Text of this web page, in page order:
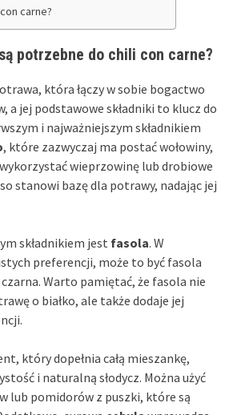
carne?
potrzebne do chili con carne?
która łączy w sobie bogactwo
a jej podstawowe składniki to klucz do
i najważniejszym składnikiem
, które zazwyczaj ma postać wołowiny,
wieprzowinę lub drobiowe
stanowi bazę dla potrawy, nadając jej
składnikiem jest fasola. W
preferencji, może to być fasola
Warto pamiętać, że fasola nie
o białko, ale także dodaje jej
który dopełnia całą mieszankę,
i naturalną słodycz. Można użyć
lub pomidorów z puszki, które są